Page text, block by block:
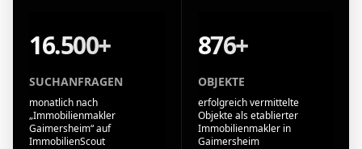
16.500+
SUCHANFRAGEN
monatlich nach
„Immobilienmakler
Gaimersheim“ auf
ImmobilienScout
876+
OBJEKTE
erfolgreich vermittelte
Objekte als etablierter
Immobilienmakler in
Gaimersheim